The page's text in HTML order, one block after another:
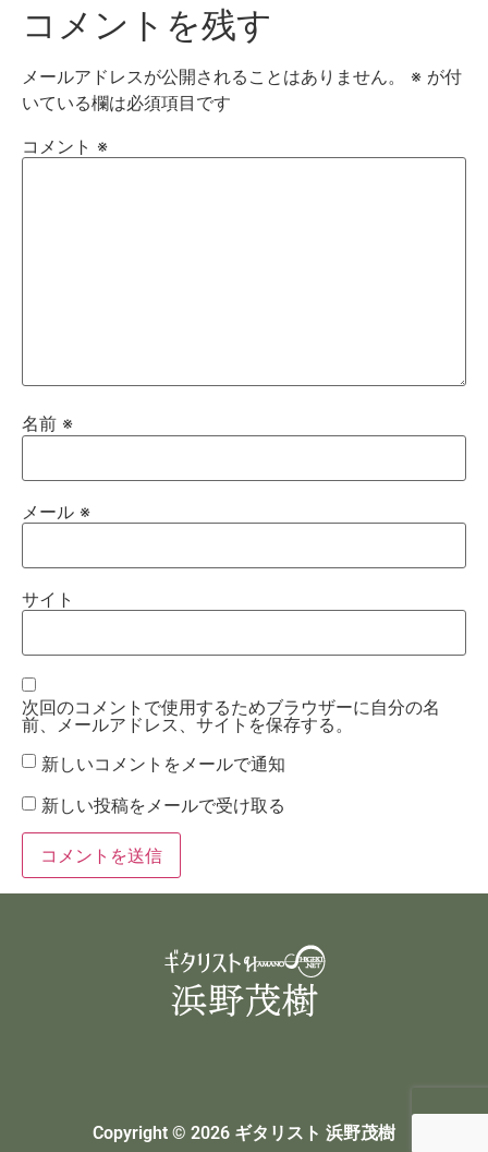
コメントを残す
メールアドレスが公開されることはありません。 ※ が付
いている欄は必須項目です
コメント ※
名前 ※
メール ※
サイト
次回のコメントで使用するためブラウザーに自分の名
前、メールアドレス、サイトを保存する。
新しいコメントをメールで通知
新しい投稿をメールで受け取る
Copyright © 2026 ギタリスト 浜野茂樹